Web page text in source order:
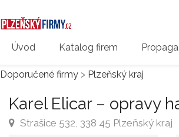
Úvod Katalog firem
Doporučené firmy > Plzeňský kraj
Karel Elicar – opravy
Strašice 532, 338 45 Plzeňský kraj